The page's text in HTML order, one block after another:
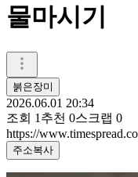
물마시기
붉은장미
2026.06.01 20:34
조회 1 추천 0스크랩 0
https://
주소복사